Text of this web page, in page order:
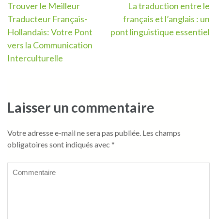
Navigation
de
l’article
Trouver le Meilleur
Traducteur Français-
Hollandais: Votre Pont
vers la Communication
Interculturelle
La traduction entre le
français et l’anglais : un
pont linguistique essentiel
Laisser un commentaire
Votre adresse e-mail ne sera pas publiée. Les champs
obligatoires sont indiqués avec *